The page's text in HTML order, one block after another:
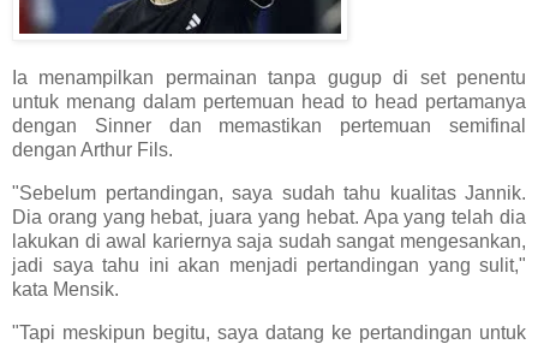
Ia menampilkan permainan tanpa gugup di set penentu
untuk menang dalam pertemuan head to head pertamanya
dengan Sinner dan memastikan pertemuan semifinal
dengan Arthur Fils.
"Sebelum pertandingan, saya sudah tahu kualitas Jannik.
Dia orang yang hebat, juara yang hebat. Apa yang telah dia
lakukan di awal kariernya saja sudah sangat mengesankan,
jadi saya tahu ini akan menjadi pertandingan yang sulit,"
kata Mensik.
"Tapi meskipun begitu, saya datang ke pertandingan untuk